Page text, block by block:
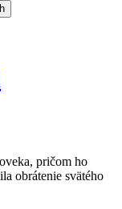
pričom ho
obrátenie svätého